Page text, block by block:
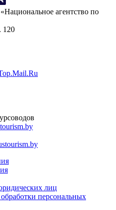
агентство по
120
лиц
персональных